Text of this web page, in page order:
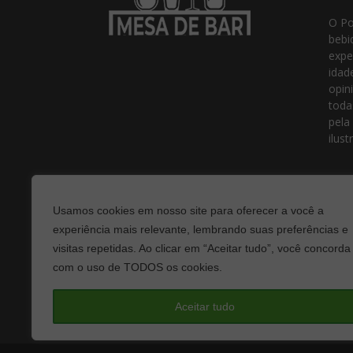
Usamos cookies em nosso site para oferecer a você a
experiência mais relevante, lembrando suas preferências e
visitas repetidas. Ao clicar em “Aceitar tudo”, você concorda
com o uso de TODOS os cookies.
Aceitar tudo
O